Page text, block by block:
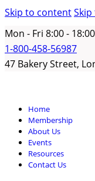
Skip to content
Mon - Fri 8:00 -
1-800-458-56987
47 Bakery Street,
Home
Membership
About Us
Events
Resources
Contact Us